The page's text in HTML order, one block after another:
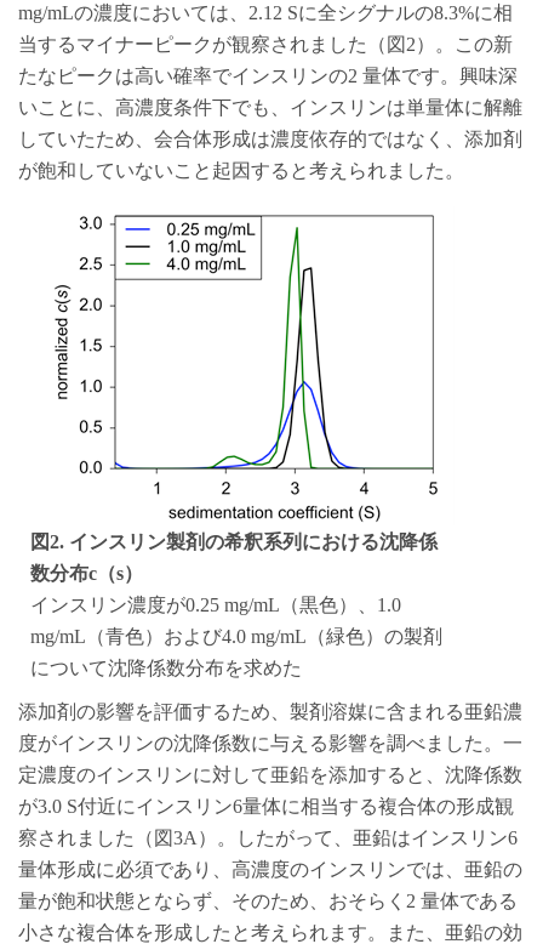
mg/mLの濃度においては、2.12 Sに全シグナルの8.3%に相
当するマイナーピークが観察されました（図2）。この新
たなピークは高い確率でインスリンの2 量体です。興味深
いことに、高濃度条件下でも、インスリンは単量体に解離
していたため、会合体形成は濃度依存的ではなく、添加剤
が飽和していないこと起因すると考えられました。
図2. インスリン製剤の希釈系列における沈降係
数分布c（s）
インスリン濃度が0.25 mg/mL（黒色）、1.0
mg/mL（青色）および4.0 mg/mL（緑色）の製剤
について沈降係数分布を求めた
添加剤の影響を評価するため、製剤溶媒に含まれる亜鉛濃
度がインスリンの沈降係数に与える影響を調べました。一
定濃度のインスリンに対して亜鉛を添加すると、沈降係数
が3.0 S付近にインスリン6量体に相当する複合体の形成観
察されました（図3A）。したがって、亜鉛はインスリン6
量体形成に必須であり、高濃度のインスリンでは、亜鉛の
量が飽和状態とならず、そのため、おそらく2 量体である
小さな複合体を形成したと考えられます。また、亜鉛の効